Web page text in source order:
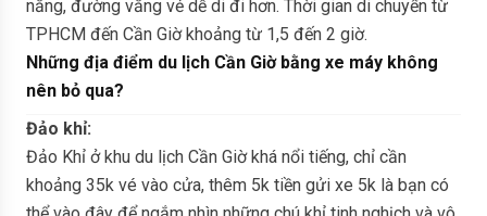
nắng, đường vắng vẻ dễ di đi hơn. Thời gian di chuyển từ
TPHCM đến Cần Giờ khoảng từ 1,5 đến 2 giờ.
Những địa điểm du lịch Cần Giờ bằng xe máy không
nên bỏ qua?
Đảo khỉ:
Đảo Khỉ ở khu du lịch Cần Giờ khá nổi tiếng, chỉ cần
khoảng 35k vé vào cửa, thêm 5k tiền gửi xe 5k là bạn có